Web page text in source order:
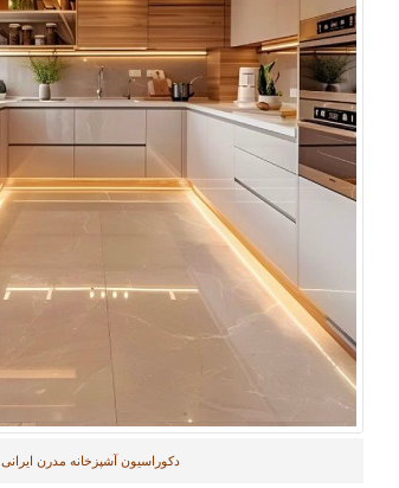
دکوراسیون آشپزخانه مدرن ایرانی